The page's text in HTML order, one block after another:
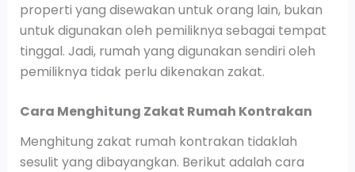
properti yang disewakan untuk orang lain, bukan
untuk digunakan oleh pemiliknya sebagai tempat
tinggal. Jadi, rumah yang digunakan sendiri oleh
pemiliknya tidak perlu dikenakan zakat.
Cara Menghitung Zakat Rumah Kontrakan
Menghitung zakat rumah kontrakan tidaklah
sesulit yang dibayangkan. Berikut adalah cara